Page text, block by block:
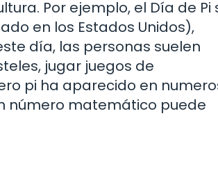
Por ejemplo, el Día de Pi
en los Estados Unidos),
día, las personas suelen
jugar juegos de
pi ha aparecido en
número matemático puede